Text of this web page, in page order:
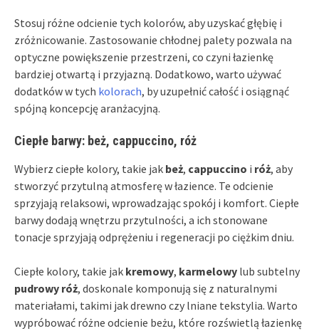
Stosuj różne odcienie tych kolorów, aby uzyskać głębię i
zróżnicowanie. Zastosowanie chłodnej palety pozwala na
optyczne powiększenie przestrzeni, co czyni łazienkę
bardziej otwartą i przyjazną. Dodatkowo, warto używać
dodatków w tych kolorach, by uzupełnić całość i osiągnąć
spójną koncepcję aranżacyjną.
Ciepłe barwy: beż, cappuccino, róż
Wybierz ciepłe kolory, takie jak beż, cappuccino i róż, aby
stworzyć przytulną atmosferę w łazience. Te odcienie
sprzyjają relaksowi, wprowadzając spokój i komfort. Ciepłe
barwy dodają wnętrzu przytulności, a ich stonowane
tonacje sprzyjają odprężeniu i regeneracji po ciężkim dniu.
Ciepłe kolory, takie jak kremowy, karmelowy lub subtelny
pudrowy róż, doskonale komponują się z naturalnymi
materiałami, takimi jak drewno czy lniane tekstylia. Warto
wypróbować różne odcienie beżu, które rozświetlą łazienkę